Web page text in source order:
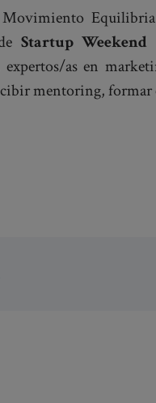
Startup Weekend
expertos/as en
mentoring, formar